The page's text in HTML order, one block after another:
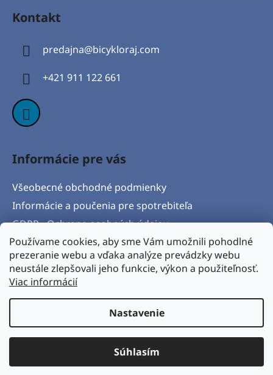
Používame cookies, aby sme Vám umožnili pohodlné
prezeranie webu a vďaka analýze prevádzky webu
neustále zlepšovali jeho funkcie, výkon a použiteľnosť.
Viac informácií
Nastavenie
Súhlasím
Kontakt
predajna@bicykloraj.com
+421 911 122 661
Informácie pre vás
Všeobecné obchodné podmienky
Informácie a poučenia pre spotrebiteľa
GDPR - Ochrana osobných údajov
Formulár na odstúpenie od zmluvy
Postup pri vytknutí vady produktu a Reklamačný
protokol
Vytvoril Shoptet& Verteco.sk
BICYKLORAJ s.r.o.
vyhradené.Upraviť nastavenie cookies